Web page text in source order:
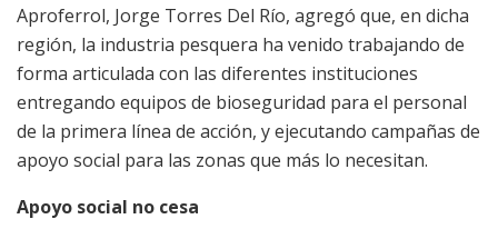
Aproferrol, Jorge Torres Del Río, agregó que, en dicha
región, la industria pesquera ha venido trabajando de
forma articulada con las diferentes instituciones
entregando equipos de bioseguridad para el personal
de la primera línea de acción, y ejecutando campañas de
apoyo social para las zonas que más lo necesitan.
Apoyo social no cesa